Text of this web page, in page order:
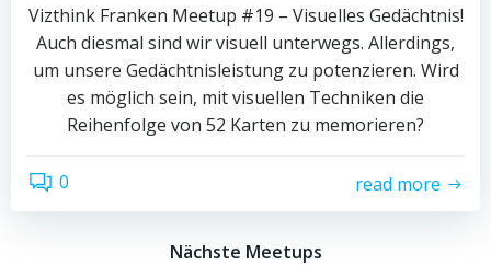
Vizthink Franken Meetup #19 – Visuelles Gedächtnis!
Auch diesmal sind wir visuell unterwegs. Allerdings,
um unsere Gedächtnisleistung zu potenzieren. Wird
es möglich sein, mit visuellen Techniken die
Reihenfolge von 52 Karten zu memorieren?
0 read more
Nächste Meetups